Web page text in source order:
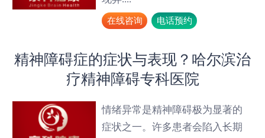
在线咨询 电话预约
精神障碍症的症状与表现？哈尔滨治
疗精神障碍专科医院
情绪异常是精神障碍极为显著的
症状之一。许多患者会陷入长期